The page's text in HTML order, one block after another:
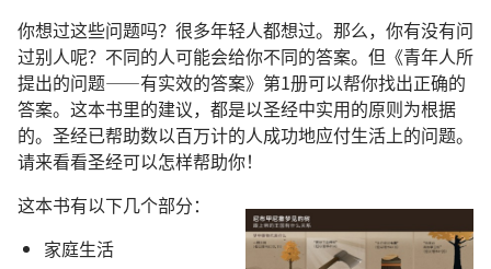
你想过这些问题吗？很多年轻人都想过。那么，你有没有问
过别人呢？不同的人可能会给你不同的答案。但《青年人所
提出的问题——有实效的答案》第1册可以帮你找出正确的
答案。这本书里的建议，都是以圣经中实用的原则为根据
的。圣经已帮助数以百万计的人成功地应付生活上的问题。
请来看看圣经可以怎样帮助你！
这本书有以下几个部分：
家庭生活